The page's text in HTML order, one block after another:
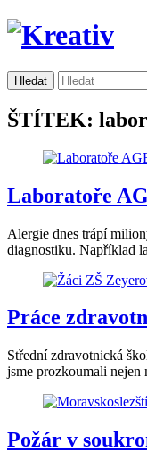
ŠTÍTEK:
Laboratoře
Alergie dnes trápí
diagnostiku. Například
Práce
Střední zdravotnická
jsme prozkoumali
Požár v